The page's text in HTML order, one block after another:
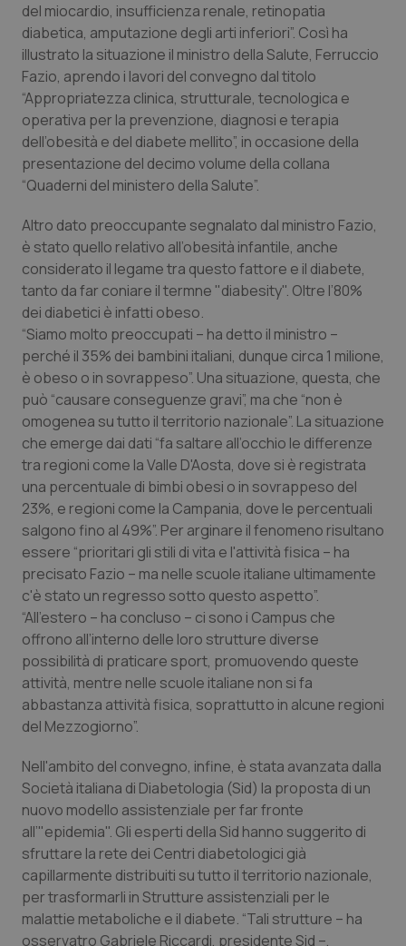
Lombardia
Marche
Molise
Piemonte
Provincia Autonoma di Trento
Puglia
Sardegna
Sicilia
Toscana
Umbria
Valle D’Aosta
Veneto
Dolore
Donna & Salute
Epatiti
HIV
Ipertensione & Scompenso
Malattie rare
Malattia di Crohn & Rettocolite Ulcerosa
Neuroscienze & patologie neurodegenerative
Obesità
Oftalmologia
Oncodermatologia
Oncoematologia
Oncologia & Nutrizione
Psoriasi & pelle
Quotidiano Cardiologia
Quotidiano Chirurgia
Quotidiano Oncologia
Quotidiano Pediatria
Rene & patologie urogenitali
del miocardio, insufficienza renale, retinopatia
diabetica, amputazione degli arti inferiori”. Così ha
illustrato la situazione il ministro della Salute, Ferruccio
Fazio, aprendo i lavori del convegno dal titolo
“Appropriatezza clinica, strutturale, tecnologica e
operativa per la prevenzione, diagnosi e terapia
dell’obesità e del diabete mellito”, in occasione della
presentazione del decimo volume della collana
“Quaderni del ministero della Salute”.
Altro dato preoccupante segnalato dal ministro Fazio,
è stato quello relativo all’obesità infantile, anche
considerato il legame tra questo fattore e il diabete,
tanto da far coniare il termne "diabesity". Oltre l’80%
dei diabetici è infatti obeso.
“Siamo molto preoccupati – ha detto il ministro –
perché il 35% dei bambini italiani, dunque circa 1 milione,
è obeso o in sovrappeso”. Una situazione, questa, che
può “causare conseguenze gravi”, ma che “non è
omogenea su tutto il territorio nazionale”. La situazione
che emerge dai dati “fa saltare all’occhio le differenze
tra regioni come la Valle D'Aosta, dove si è registrata
una percentuale di bimbi obesi o in sovrappeso del
23%, e regioni come la Campania, dove le percentuali
salgono fino al 49%”. Per arginare il fenomeno risultano
essere “prioritari gli stili di vita e l'attività fisica – ha
precisato Fazio – ma nelle scuole italiane ultimamente
c'è stato un regresso sotto questo aspetto”.
“All'estero – ha concluso – ci sono i Campus che
offrono all’interno delle loro strutture diverse
possibilità di praticare sport, promuovendo queste
attività, mentre nelle scuole italiane non si fa
abbastanza attività fisica, soprattutto in alcune regioni
del Mezzogiorno”.
Nell'ambito del convegno, infine, è stata avanzata dalla
Società italiana di Diabetologia (Sid) la proposta di un
nuovo modello assistenziale per far fronte
all’"epidemia". Gli esperti della Sid hanno suggerito di
sfruttare la rete dei Centri diabetologici già
capillarmente distribuiti su tutto il territorio nazionale,
per trasformarli in Strutture assistenziali per le
malattie metaboliche e il diabete. “Tali strutture – ha
osservatro Gabriele Riccardi, presidente Sid –,